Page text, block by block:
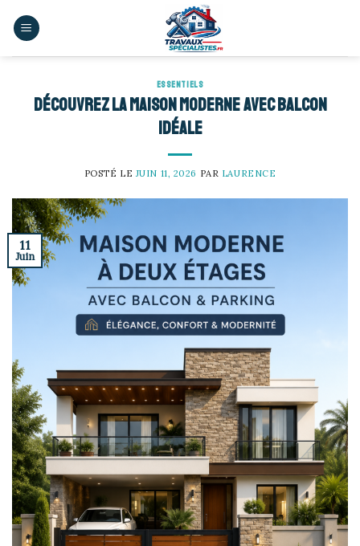
ESSENTIELS
Découvrez la maison moderne avec balcon
idéale
POSTÉ LE JUIN 11, 2026 PAR LAURENCE
11
Juin